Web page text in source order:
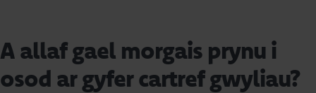
A allaf gael morgais prynu i
osod ar gyfer cartref gwyliau?